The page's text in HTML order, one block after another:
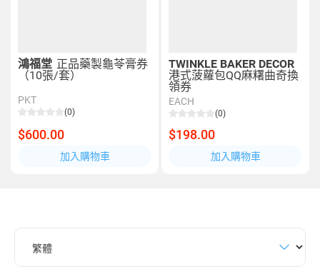
鴻福堂 正品藥製龜苓膏券
（10張/套）
PKT
(0)
$600.00
加入購物車
TWINKLE BAKER DECOR
港式菠蘿包QQ麻糬曲奇換
領券
EACH
(0)
$198.00
加入購物車